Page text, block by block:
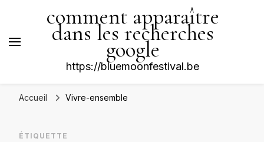
comment apparaître
dans les recherches
google
https://bluemoonfestival.be
Accueil Vivre-ensemble
ÉTIQUETTE